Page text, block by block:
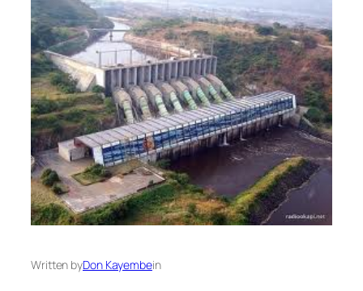
Written byDon Kayembein